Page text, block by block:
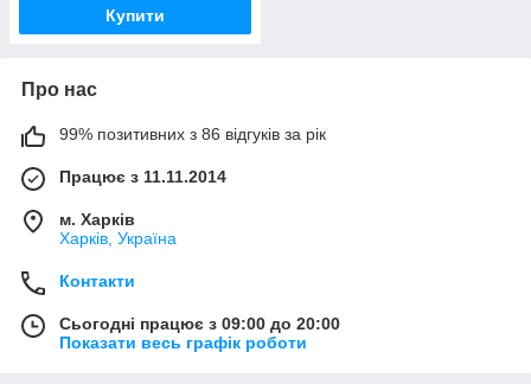
Купити
Про нас
99% позитивних з 86 відгуків за рік
Працює з 11.11.2014
м. Харків
Харків, Україна
Контакти
Сьогодні працює з 09:00 до 20:00
Показати весь графік роботи